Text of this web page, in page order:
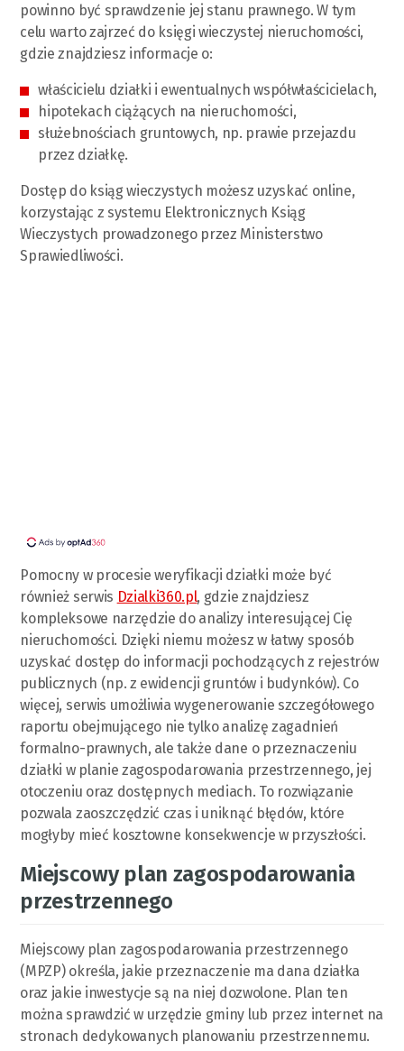
powinno być sprawdzenie jej stanu prawnego. W tym
celu warto zajrzeć do księgi wieczystej nieruchomości,
gdzie znajdziesz informacje o:
właścicielu działki i ewentualnych współwłaścicielach,
hipotekach ciążących na nieruchomości,
służebnościach gruntowych, np. prawie przejazdu
przez działkę.
Dostęp do ksiąg wieczystych możesz uzyskać online,
korzystając z systemu Elektronicznych Ksiąg
Wieczystych prowadzonego przez Ministerstwo
Sprawiedliwości.
Pomocny w procesie weryfikacji działki może być
również serwis Dzialki360.pl, gdzie znajdziesz
kompleksowe narzędzie do analizy interesującej Cię
nieruchomości. Dzięki niemu możesz w łatwy sposób
uzyskać dostęp do informacji pochodzących z rejestrów
publicznych (np. z ewidencji gruntów i budynków). Co
więcej, serwis umożliwia wygenerowanie szczegółowego
raportu obejmującego nie tylko analizę zagadnień
formalno-prawnych, ale także dane o przeznaczeniu
działki w planie zagospodarowania przestrzennego, jej
otoczeniu oraz dostępnych mediach. To rozwiązanie
pozwala zaoszczędzić czas i uniknąć błędów, które
mogłyby mieć kosztowne konsekwencje w przyszłości.
Miejscowy plan zagospodarowania
przestrzennego
Miejscowy plan zagospodarowania przestrzennego
(MPZP) określa, jakie przeznaczenie ma dana działka
oraz jakie inwestycje są na niej dozwolone. Plan ten
można sprawdzić w urzędzie gminy lub przez internet na
stronach dedykowanych planowaniu przestrzennemu.